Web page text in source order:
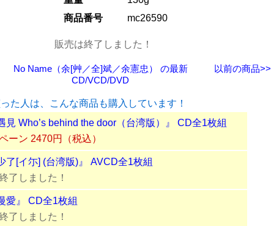
商品番号
mc26590
販売は終了しました！
以前の商品>>
No Name（余[艸／全]斌／余憲忠） の最新
CD/VCD/DVD
た人は、こんな商品も購入しています！
見 Who’s behind the door（台湾版）』 CD全1枚組
ーン 2470円（税込）
了[イ尓] (台湾版)』 AVCD全1枚組
了しました！
愛』 CD全1枚組
了しました！